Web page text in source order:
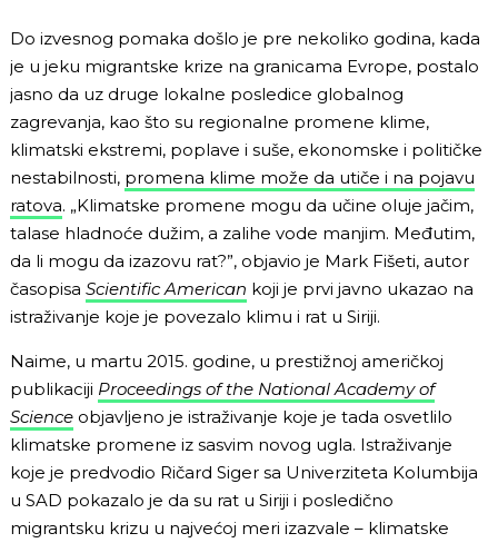
Do izvesnog pomaka došlo je pre nekoliko godina, kada
je u jeku migrantske krize na granicama Evrope, postalo
jasno da uz druge lokalne posledice globalnog
zagrevanja, kao što su regionalne promene klime,
klimatski ekstremi, poplave i suše, ekonomske i političke
nestabilnosti, promena klime može da utiče i na pojavu
ratova. „Klimatske promene mogu da učine oluje jačim,
talase hladnoće dužim, a zalihe vode manjim. Međutim,
da li mogu da izazovu rat?”, objavio je Mark Fišeti, autor
časopisa Scientific American koji je prvi javno ukazao na
istraživanje koje je povezalo klimu i rat u Siriji.
Naime, u martu 2015. godine, u prestižnoj američkoj
publikaciji Proceedings of the National Academy of
Science objavljeno je istraživanje koje je tada osvetlilo
klimatske promene iz sasvim novog ugla. Istraživanje
koje je predvodio Ričard Siger sa Univerziteta Kolumbija
u SAD pokazalo je da su rat u Siriji i posledično
migrantsku krizu u najvećoj meri izazvale – klimatske